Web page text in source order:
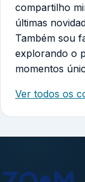
compartilho
últimas
Também sou
explorando o
momentos
Ver todos os